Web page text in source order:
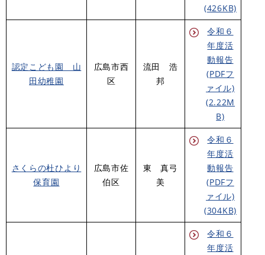
(426KB)
認定こども園 山
田幼稚園
広島市西
区
流田 浩
邦
令和６
年度活
動報告
(PDFフ
ァイル)
(2.22M
B)
さくらの杜ひより
保育園
広島市佐
伯区
東 真弓
美
令和６
年度活
動報告
(PDFフ
ァイル)
(304KB)
令和６
年度活